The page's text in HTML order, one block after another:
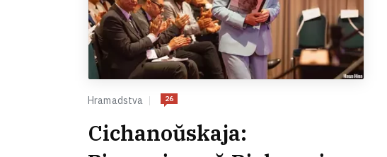
Hramadstva 26
Cichanoŭskaja: